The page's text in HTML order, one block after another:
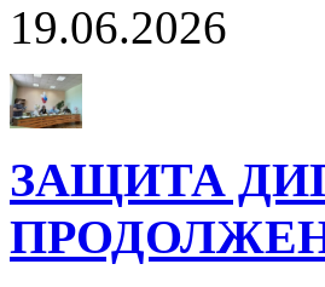
19.06.2026
ЗАЩИТА